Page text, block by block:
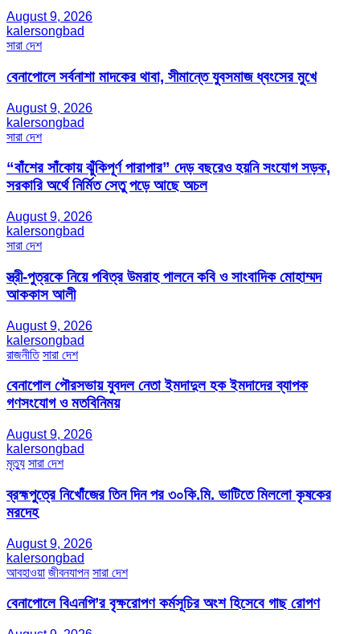
August 9, 2026
kalersongbad
সারা দেশ
বেনাপোলে সর্বনাশা মাদকের থাবা, সীমান্তে যুবসমাজ ধ্বংসের মুখে
August 9, 2026
kalersongbad
সারা দেশ
“বাঁশের সাঁকোয় ঝুঁকিপূর্ণ পারাপার” দেড় বছরেও হয়নি সংযোগ সড়ক,
সরকারি অর্থে নির্মিত সেতু পড়ে আছে অচল
August 9, 2026
kalersongbad
সারা দেশ
স্ত্রী-পুত্রকে নিয়ে পবিত্র উমরাহ পালনে কবি ও সাংবাদিক মোহাম্মদ
আককাস আলী
August 9, 2026
kalersongbad
রাজনীতি সারা দেশ
বেনাপোল পৌরসভায় যুবদল নেতা ইমদাদুল হক ইমদাদের ব্যাপক
গণসংযোগ ও মতবিনিময়
August 9, 2026
kalersongbad
মৃত্যু সারা দেশ
ব্রহ্মপুত্রে নিখোঁজের তিন দিন পর ৩০কি.মি. ভাটিতে মিললো কৃষকের
মরদেহ
August 9, 2026
kalersongbad
আবহাওয়া জীবনযাপন সারা দেশ
বেনাপোলে বিএনপি’র বৃক্ষরোপণ কর্মসূচির অংশ হিসেবে গাছ রোপণ